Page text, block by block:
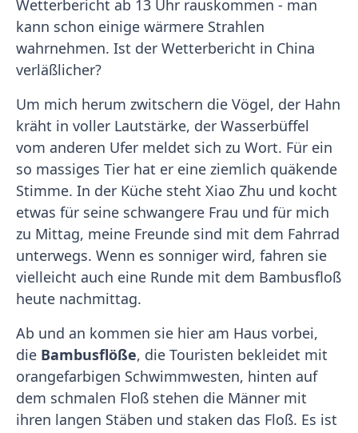
Wetterbericht ab 13 Uhr rauskommen - man
kann schon einige wärmere Strahlen
wahrnehmen. Ist der Wetterbericht in China
verläßlicher?
Um mich herum zwitschern die Vögel, der Hahn
kräht in voller Lautstärke, der Wasserbüffel
vom anderen Ufer meldet sich zu Wort. Für ein
so massiges Tier hat er eine ziemlich quäkende
Stimme. In der Küche steht Xiao Zhu und kocht
etwas für seine schwangere Frau und für mich
zu Mittag, meine Freunde sind mit dem Fahrrad
unterwegs. Wenn es sonniger wird, fahren sie
vielleicht auch eine Runde mit dem Bambusfloß
heute nachmittag.
Ab und an kommen sie hier am Haus vorbei,
die Bambusflöße, die Touristen bekleidet mit
orangefarbigen Schwimmwesten, hinten auf
dem schmalen Floß stehen die Männer mit
ihren langen Stäben und staken das Floß. Es ist